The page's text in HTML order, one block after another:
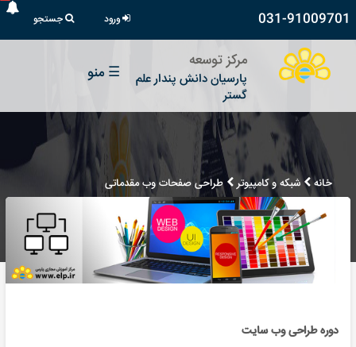
031-91009701 ورود جستجو
مرکز توسعه
پارسیان دانش پندار علم
گستر
☰ منو
خانه شبکه و کامپیوتر طراحی صفحات وب مقدماتی
دوره طراحی وب سایت